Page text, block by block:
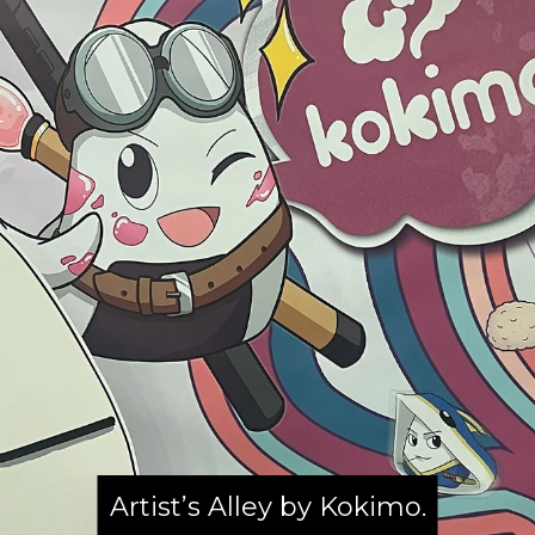
Artist’s Alley by Kokimo.